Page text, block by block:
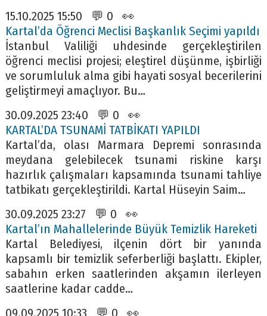
15.10.2025 15:50 💬 0 👀
Kartal’da Öğrenci Meclisi Başkanlık Seçimi yapıldı
İstanbul Valiliği uhdesinde gerçekleştirilen
öğrenci meclisi projesi; eleştirel düşünme, işbirliği
ve sorumluluk alma gibi hayati sosyal becerilerini
geliştirmeyi amaçlıyor. Bu…
30.09.2025 23:40 💬 0 👀
KARTAL’DA TSUNAMİ TATBİKATI YAPILDI
Kartal’da, olası Marmara Depremi sonrasında
meydana gelebilecek tsunami riskine karşı
hazırlık çalışmaları kapsamında tsunami tahliye
tatbikatı gerçekleştirildi. Kartal Hüseyin Saim…
30.09.2025 23:27 💬 0 👀
Kartal’ın Mahallelerinde Büyük Temizlik Hareketi
Kartal Belediyesi, ilçenin dört bir yanında
kapsamlı bir temizlik seferberliği başlattı. Ekipler,
sabahın erken saatlerinden akşamın ilerleyen
saatlerine kadar cadde…